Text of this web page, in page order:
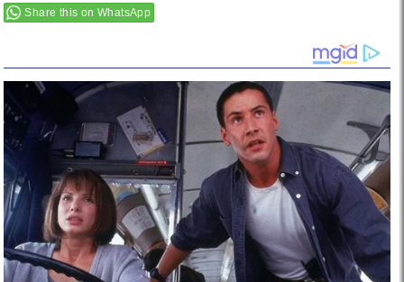
Share this on WhatsApp